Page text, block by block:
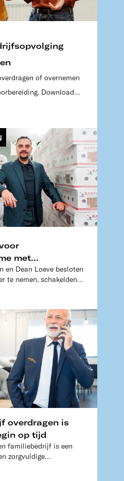
of overnemen
Download
in de
met
van Flynth
en Dean Loeve besloten
te nemen, schakelden
Flynth. De keuze voor
van Flynth,
loonadministratie. De
legden de basis voor
voor de overname.
overdragen is
op tijd
familiebedrijf is een
zorgvuldige
aandacht vraagt.